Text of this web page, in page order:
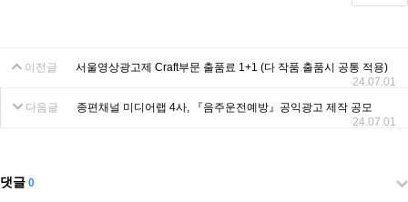
이전글
서울영상광고제 Craft부문 출품료 1+1 (다 작품 출품시 공통 적용)
24.07.01
다음글
종편채널 미디어랩 4사, 『음주운전예방』공익광고 제작 공모
24.07.01
댓글 0